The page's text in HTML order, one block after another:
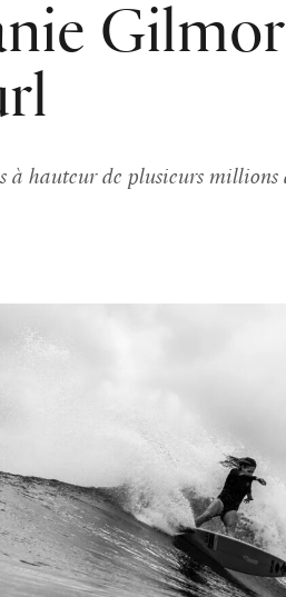
à hauteur de plusieurs